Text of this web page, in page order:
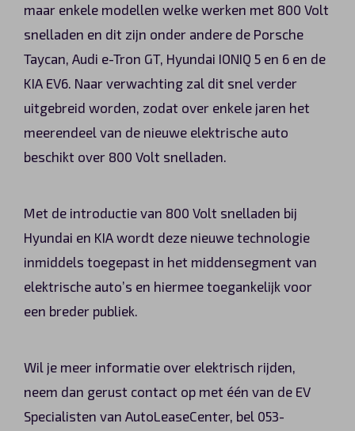
maar enkele modellen welke werken met 800 Volt
snelladen en dit zijn onder andere de Porsche
Taycan, Audi e-Tron GT, Hyundai IONIQ 5 en 6 en de
KIA EV6. Naar verwachting zal dit snel verder
uitgebreid worden, zodat over enkele jaren het
meerendeel van de nieuwe elektrische auto
beschikt over 800 Volt snelladen.
Met de introductie van 800 Volt snelladen bij
Hyundai en KIA wordt deze nieuwe technologie
inmiddels toegepast in het middensegment van
elektrische auto’s en hiermee toegankelijk voor
een breder publiek.
Wil je meer informatie over elektrisch rijden,
neem dan gerust contact op met één van de EV
Specialisten van AutoLeaseCenter, bel 053-